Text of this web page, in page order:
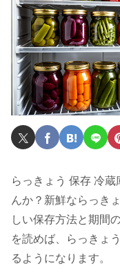
らっきょう 保存 冷
んか？新鮮ならっき
しい保存方法と期間
を読めば、らっきょ
るようになります。